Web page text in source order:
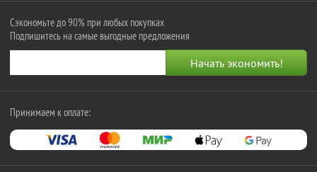
Сэкономьте до 90% при любых покупках
Подпишитесь на самые выгодные предложения
Принимаем к оплате: